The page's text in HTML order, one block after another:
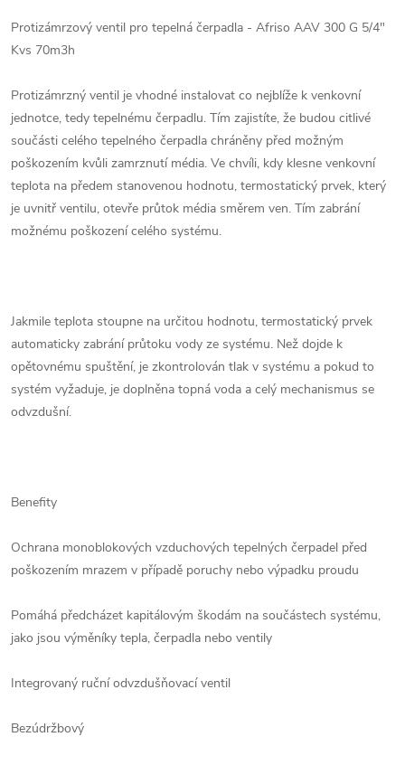
Protizámrzový ventil pro tepelná čerpadla - Afriso AAV 300 G 5/4"
Kvs 70m3h
Protizámrzný ventil je vhodné instalovat co nejblíže k venkovní
jednotce, tedy tepelnému čerpadlu. Tím zajistíte, že budou citlivé
součásti celého tepelného čerpadla chráněny před možným
poškozením kvůli zamrznutí média. Ve chvíli, kdy klesne venkovní
teplota na předem stanovenou hodnotu, termostatický prvek, který
je uvnitř ventilu, otevře průtok média směrem ven. Tím zabrání
možnému poškození celého systému.
Jakmile teplota stoupne na určitou hodnotu, termostatický prvek
automaticky zabrání průtoku vody ze systému. Než dojde k
opětovnému spuštění, je zkontrolován tlak v systému a pokud to
systém vyžaduje, je doplněna topná voda a celý mechanismus se
odvzdušní.
Benefity
Ochrana monoblokových vzduchových tepelných čerpadel před
poškozením mrazem v případě poruchy nebo výpadku proudu
Pomáhá předcházet kapitálovým škodám na součástech systému,
jako jsou výměníky tepla, čerpadla nebo ventily
Integrovaný ruční odvzdušňovací ventil
Bezúdržbový